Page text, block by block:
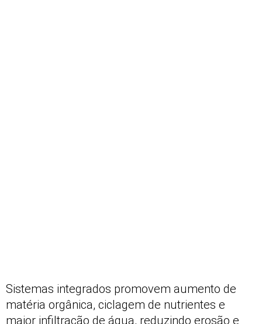
Sistemas integrados promovem aumento de
matéria orgânica, ciclagem de nutrientes e
maior infiltração de água, reduzindo erosão e